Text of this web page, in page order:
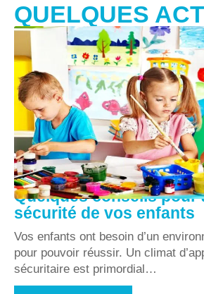
QUELQUES
Quelques conseils pour
sécurité de vos enfants
Vos enfants ont besoin d’un
pour pouvoir réussir. Un climat
sécuritaire est primordial…